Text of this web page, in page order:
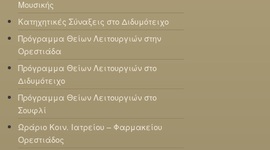
Μουσικής
Κατηχητικές Σύναξεις στο Διδυμότειχο
Πρόγραμμα Θείων Λειτουργιών στην
Ορεστιάδα
Πρόγραμμα Θείων Λειτουργιών στο
Διδυμότειχο
Πρόγραμμα Θείων Λειτουργιών στο
Σουφλί
Ωράριο Κοιν. Ιατρείου – Φαρμακείου
Ορεστιάδος